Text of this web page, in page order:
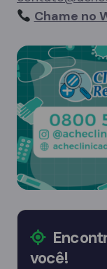
Chame no
você!